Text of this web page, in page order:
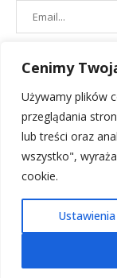
Cenimy
Używamy plików
przeglądania
lub treści oraz
wszystko",
cookie.
Ustawienia
POLITYKA
Reserved.